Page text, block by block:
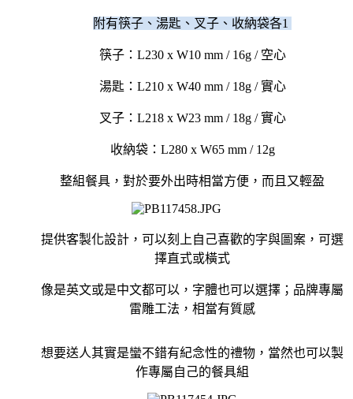
附有筷子、湯匙、叉子、收納袋各1
筷子：L230 x W10 mm / 16g / 空心
湯匙：L210 x W40 mm / 18g / 實心
叉子：L218 x W23 mm / 18g / 實心
收納袋：L280 x W65 mm / 12g
整組餐具，對於要外出時相當方便，而且又輕盈
提供客製化設計，可以刻上自己喜歡的字與圖案，可選
擇直式或橫式
像是英文或是中文都可以，字體也可以選擇；品牌專屬
雷雕工法，相當有質感
想要送人其實是蠻不錯有紀念性的禮物，當然也可以製
作專屬自己的餐具組